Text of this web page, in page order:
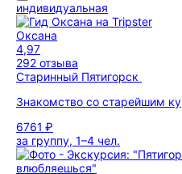
индивидуальная
Оксана
4,97
292 отзыва
Старинный Пятигорск
Знакомство со старейшим
6761 ₽
за группу, 1–4 чел.